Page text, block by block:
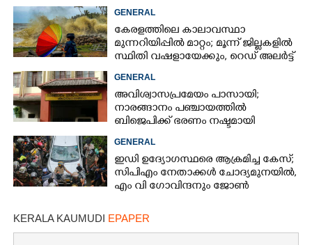
GENERAL
കേരളത്തിലെ കാലാവസ്ഥാ
മുന്നറിയിപ്പിൽ മാറ്റം; മൂന്ന് ജില്ലകളിൽ
സ്ഥിതി വഷളായേക്കും, റെഡ് അലർട്ട്
GENERAL
അവിശ്വാസപ്രമേയം പാസായി;
നാരങ്ങാനം പഞ്ചായത്തിൽ
ബിജെപിക്ക് ഭരണം നഷ്ടമായി
GENERAL
ഇഡി ഉദ്യോഗസ്ഥരെ ആക്രമിച്ച കേസ്;
സിപിഎം നേതാക്കൾ ചോദ്യമുനയിൽ,
എം വി ഗോവിന്ദനും ജോൺ
KERALA KAUMUDI EPAPER